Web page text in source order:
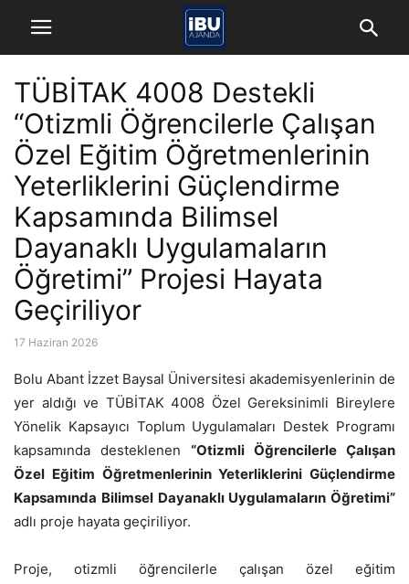
TÜBİTAK 4008 Destekli
“Otizmli Öğrencilerle Çalışan
Özel Eğitim Öğretmenlerinin
Yeterliklerini Güçlendirme
Kapsamında Bilimsel
Dayanaklı Uygulamaların
Öğretimi” Projesi Hayata
Geçiriliyor
17 Haziran 2026
Bolu Abant İzzet Baysal Üniversitesi akademisyenlerinin de
yer aldığı ve TÜBİTAK 4008 Özel Gereksinimli Bireylere
Yönelik Kapsayıcı Toplum Uygulamaları Destek Programı
kapsamında desteklenen “Otizmli Öğrencilerle Çalışan
Özel Eğitim Öğretmenlerinin Yeterliklerini Güçlendirme
Kapsamında Bilimsel Dayanaklı Uygulamaların Öğretimi”
adlı proje hayata geçiriliyor.
Proje, otizmli öğrencilerle çalışan özel eğitim